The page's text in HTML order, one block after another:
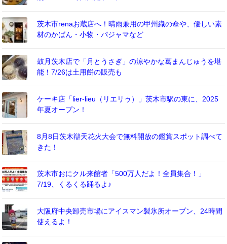
茨木市renaお蔵店へ！晴雨兼用の甲州織の傘や、優しい素
材のかばん・小物・パジャマなど
鼓月茨木店で「月とうさぎ」の涼やかな葛まんじゅうを堪
能！7/26は土用餅の販売も
ケーキ店「lier-lieu（リエリゥ）」茨木市駅の東に、2025
年夏オープン！
8月8日茨木辯天花火大会で無料開放の鑑賞スポット調べて
きた！
茨木市おにクル来館者「500万人だよ！全員集合！」
7/19、くるくる踊るよ♪
大阪府中央卸売市場にアイスマン製氷所オープン、24時間
使えるよ！